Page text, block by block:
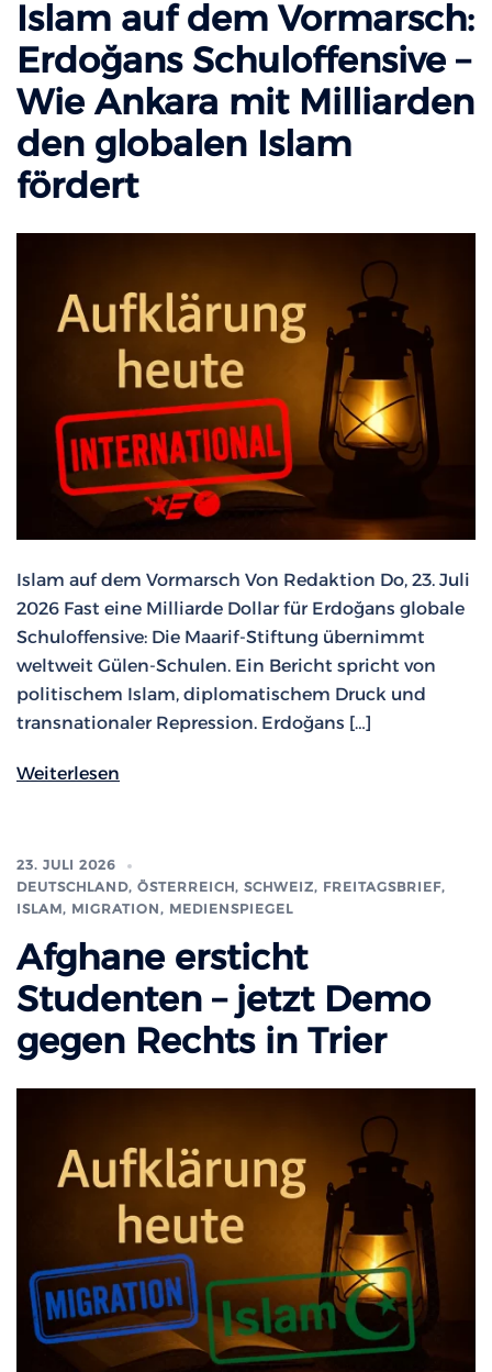
Islam auf dem Vormarsch:
Erdoğans Schuloffensive –
Wie Ankara mit Milliarden
den globalen Islam
fördert
Islam auf dem Vormarsch Von Redaktion Do, 23. Juli
2026 Fast eine Milliarde Dollar für Erdoğans globale
Schuloffensive: Die Maarif-Stiftung übernimmt
weltweit Gülen-Schulen. Ein Bericht spricht von
politischem Islam, diplomatischem Druck und
transnationaler Repression. Erdoğans […]
Weiterlesen
23. JULI 2026
DEUTSCHLAND, ÖSTERREICH, SCHWEIZ, FREITAGSBRIEF,
ISLAM, MIGRATION, MEDIENSPIEGEL
Afghane ersticht
Studenten – jetzt Demo
gegen Rechts in Trier